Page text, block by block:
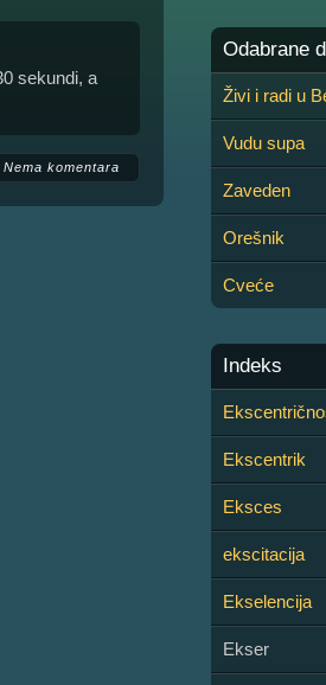
sekundi, a
Nema komentara
Odabrane
Živi i radi u
Vudu supa
Zaveden
Orešnik
Cveće
Indeks
Ekscentrik
Eksces
ekscitacija
Ekselencija
Ekser